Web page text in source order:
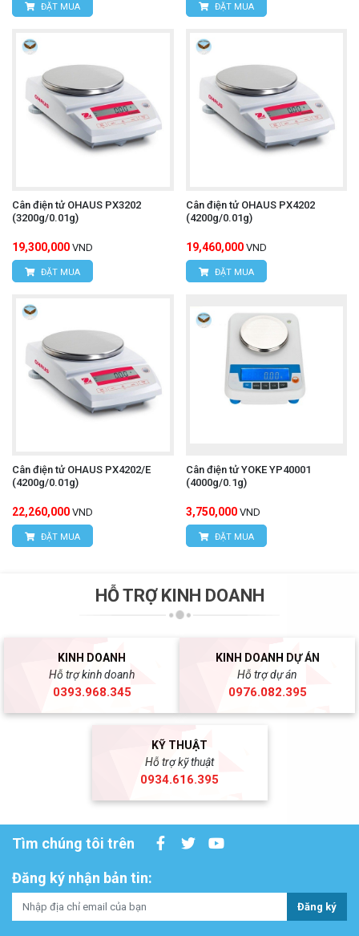
ĐẶT MUA ĐẶT MUA
Cân điện tử OHAUS PX3202
(3200g/0.01g)
19,300,000 VND
ĐẶT MUA
Cân điện tử OHAUS PX4202
(4200g/0.01g)
19,460,000 VND
ĐẶT MUA
Cân điện tử OHAUS PX4202/E
(4200g/0.01g)
22,260,000 VND
ĐẶT MUA
Cân điện tử YOKE YP40001
(4000g/0.1g)
3,750,000 VND
ĐẶT MUA
HỖ TRỢ KINH DOANH
KINH DOANH
Hỗ trợ kinh doanh
0393.968.345
KINH DOANH DỰ ÁN
Hỗ trợ dự án
0976.082.395
KỸ THUẬT
Hỗ trợ kỹ thuật
0934.616.395
Tìm chúng tôi trên
Đăng ký nhận bản tin:
Đăng ký